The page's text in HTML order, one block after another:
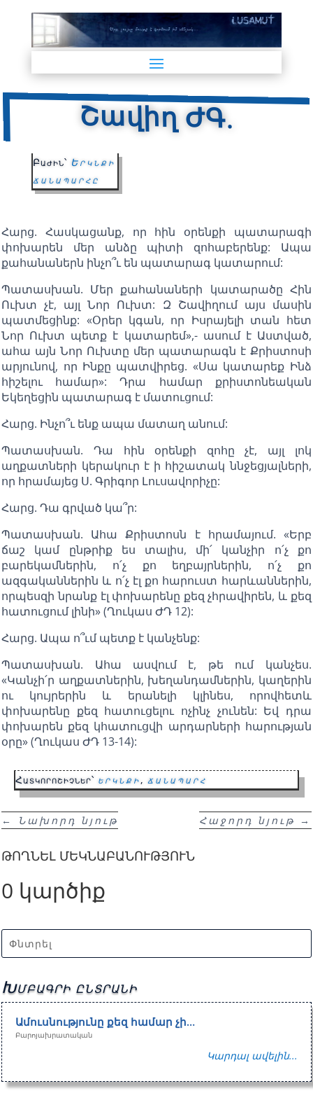
Շավիղ ԺԳ.
Բաժին՝ Երկնքի
ճանապարհը
Հարց. Հասկացանք, որ հին օրենքի պատարագի
փոխարեն մեր անձը պիտի զոհաբերենք: Ապա
քահանաներն ինչո՞ւ են պատարագ կատարում:
Պատասխան. Մեր քահանաների կատարածը Հին
Ուխտ չէ, այլ Նոր Ուխտ: Զ Շավիղում այս մասին
պատմեցինք: «Օրեր կգան, որ Իսրայելի տան հետ
Նոր Ուխտ պետք է կատարեմ»,- ասում է Աստված,
ահա այն Նոր Ուխտը մեր պատարագն է Քրիստոսի
արյունով, որ Ինքը պատվիրեց. «Սա կատարեք Ինձ
հիշելու համար»: Դրա համար քրիստոնեական
Եկեղեցին պատարագ է մատուցում:
Հարց. Ինչո՞ւ ենք ապա մատաղ անում:
Պատասխան. Դա հին օրենքի զոհը չէ, այլ լոկ
աղքատների կերակուր է ի հիշատակ ննջեցյալների,
որ հրամայեց Ս. Գրիգոր Լուսավորիչը:
Հարց. Դա գրված կա՞ր:
Պատասխան. Ահա Քրիստոսն է հրամայում. «Երբ
ճաշ կամ ընթրիք ես տալիս, մի՛ կանչիր ո՛չ քո
բարեկամներին, ո՛չ քո եղբայրներին, ո՛չ քո
ազգականներին և ո՛չ էլ քո հարուստ հարևաններին,
որպեսզի նրանք էլ փոխարենը քեզ չհրավիրեն, և քեզ
հատուցում լինի» (Ղուկաս ԺԴ 12):
Հարց. Ապա ո՞ւմ պետք է կանչենք:
Պատասխան. Ահա ասվում է, թե ում կանչես.
«Կանչի՛ր աղքատներին, խեղանդամներին, կաղերին
ու կույրերին և երանելի կլինես, որովհետև
փոխարենը քեզ հատուցելու ոչինչ չունեն: Եվ դրա
փոխարեն քեզ կհատուցվի արդարների հարության
օրը» (Ղուկաս ԺԴ 13-14):
Հատկորոշիչներ՝ երկնքի, ճանապարհ
← Նախորդ նյութ Հաջորդ նյութ →
ԹՈՂՆԵԼ ՄԵԿՆԱԲԱՆՈՒԹՅՈՒՆ
0 կարծիք
Խմբագրի ընտրանի
Ամուսնությունը քեզ համար չի…
Բարոյախրատական
Կարդալ ավելին...